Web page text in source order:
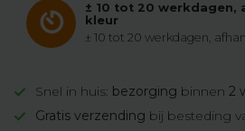
± 10 tot 20 werkdagen,
kleur
± 10 tot 20 werkdagen,
Snel in huis: bezorging binnen 2
Gratis verzending bij besteding